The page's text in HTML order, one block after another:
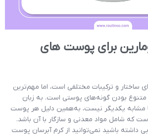
برای پوست های
ساختار و ترکیبات مختلفی است، اما مهم‌ترین
متنوع بودن گونه‌های پوستی است. به زبان
مشابه یکدیگر نیست، به‌همین دلیل هر پوست
که شامل مواد معدنی و سازگار با آن باشد.
داشته باشید نمی‌توانید از کرم آبرسان پوست